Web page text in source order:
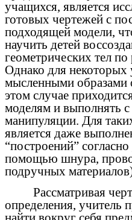
учащихся, является
готовых чертежей с
подходящей модели,
научить детей
геометрических тел
Однако для некоторых
мысленными образами
этом случае
моделям и выполнять
манипуляции. Для
является даже
“построений”
помощью шнура,
подручных
Рассматривая
определения, учитель